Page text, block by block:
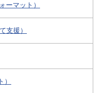
ーマット）
支援）